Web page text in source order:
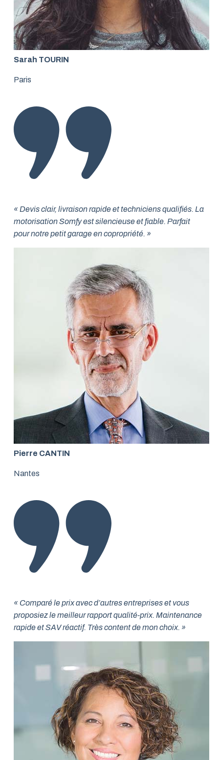
Sarah TOURIN
Paris
« Devis clair, livraison rapide et techniciens qualifiés. La
motorisation Somfy est silencieuse et fiable. Parfait
pour notre petit garage en copropriété. »
Pierre CANTIN
Nantes
« Comparé le prix avec d’autres entreprises et vous
proposiez le meilleur rapport qualité-prix. Maintenance
rapide et SAV réactif. Très content de mon choix. »